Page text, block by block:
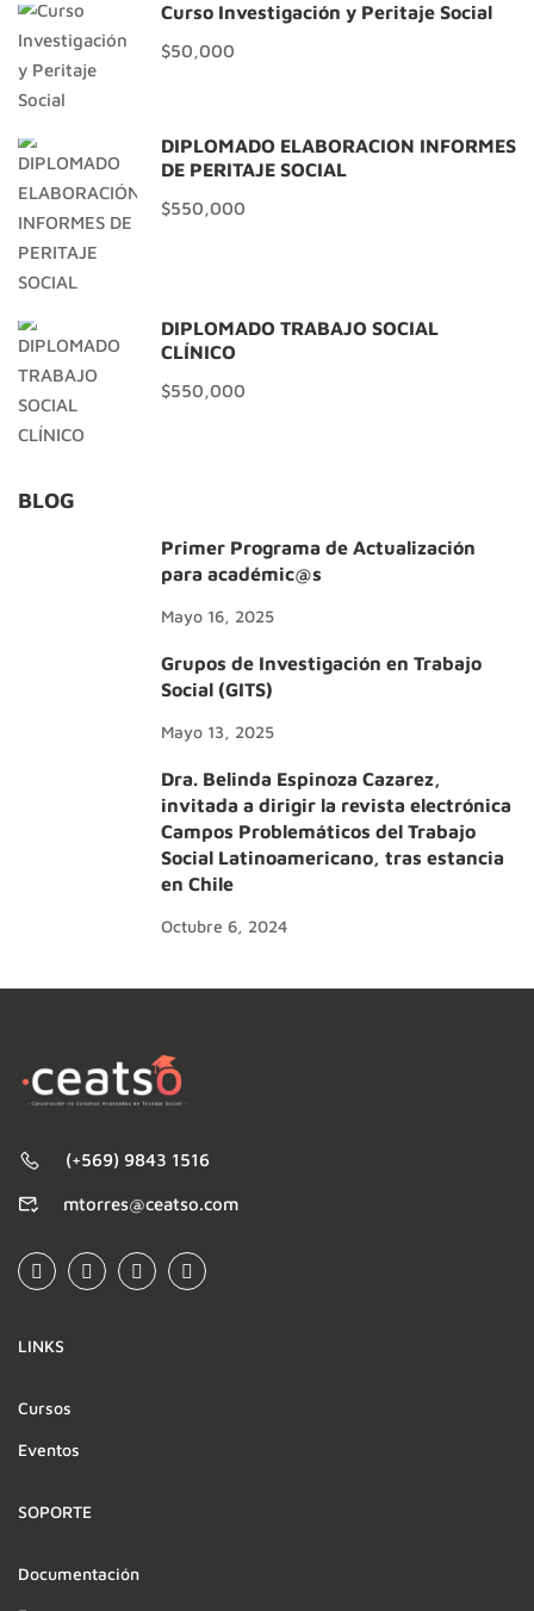
Curso Investigación y Peritaje Social
$50,000
DIPLOMADO ELABORACIÓN INFORMES
DE PERITAJE SOCIAL
$550,000
DIPLOMADO TRABAJO SOCIAL
CLÍNICO
$550,000
BLOG
Primer Programa de Actualización
para académic@s
Mayo 16, 2025
Grupos de Investigación en Trabajo
Social (GITS)
Mayo 13, 2025
Dra. Belinda Espinoza Cazarez,
invitada a dirigir la revista electrónica
Campos Problemáticos del Trabajo
Social Latinoamericano, tras estancia
en Chile
Octubre 6, 2024
(+569) 9843 1516
mtorres@ceatso.com
LINKS
Cursos
Eventos
SOPORTE
Documentación